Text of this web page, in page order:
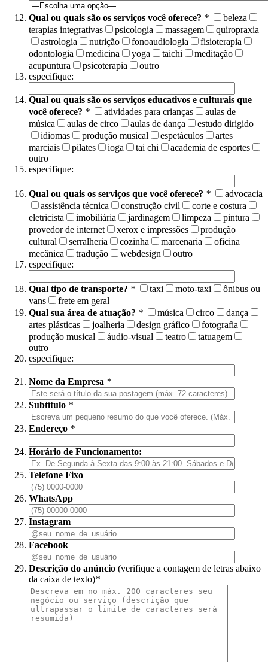
Qual ou quais são os serviços você oferece? *
beleza
terapias integrativas
psicologia massagem
quiropraxia
astrologia
nutrição fonoaudiologia
fisioterapia
odontologia
medicina yoga taichi
meditação
acupuntura
psicoterapia
outro
especifique:
Qual ou quais são os serviços educativos e culturais que
você oferece? * atividades para crianças
aulas de
música
aulas de circo aulas de dança
estudo dirigido
idiomas
produção musical espetáculos
artes
marciais
pilates ioga tai chi
academia de esportes
outro
especifique:
Qual ou quais os serviços que você oferece? *
advocacia
assistência técnica
construção civil
corte e costura
eletricista
imobiliária jardinagem limpeza
pintura
provedor de internet
xerox e impressões
produção
cultural
serralheria cozinha marcenaria
oficina
mecânica
tradução webdesign
outro
especifique:
Qual tipo de transporte? * taxi moto-taxi
ônibus ou
vans
frete em geral
Qual sua área de atuação? * música circo
dança
artes plásticas
joalheria design gráfico
fotografia
produção musical
áudio-visual teatro
tatuagem
outro
especifique:
Nome da Empresa *
Subtítulo *
Endereço *
Horário de Funcionamento:
Telefone Fixo
WhatsApp
Instagram
Facebook
Descrição do anúncio (verifique a contagem de letras abaixo
da caixa de texto)*